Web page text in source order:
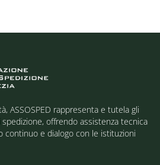
ASSOSPED rappresenta e tutela gli
offrendo assistenza tecnica
continuo e dialogo con le istituzioni